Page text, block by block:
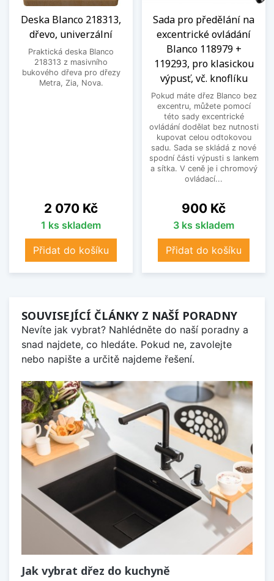
Deska Blanco 218313,
dřevo, univerzální
Praktická deska Blanco
218313 z masivního
bukového dřeva pro dřezy
Metra, Zia, Nova.
Cena
2 070 Kč
1 ks skladem
Přidat do košíku
Sada pro předělání na
excentrické ovládání
Blanco 118979 +
119293, pro klasickou
výpusť, vč. knoflíku
Pokud máte dřez Blanco bez
excentru, můžete pomocí
této sady excentrické
ovládání dodělat bez nutnosti
kupovat celou odtokovou
sadu. Sada se skládá z nové
spodní části výpusti s lankem
a sítka. V ceně je i chromový
ovládací...
Cena
900 Kč
3 ks skladem
Přidat do košíku
SOUVISEJÍCÍ ČLÁNKY Z NAŠÍ PORADNY
Nevíte jak vybrat? Nahlédněte do naší poradny a
snad najdete, co hledáte. Pokud ne, zavolejte
nebo napište a určitě najdeme řešení.
Jak vybrat dřez do kuchyně